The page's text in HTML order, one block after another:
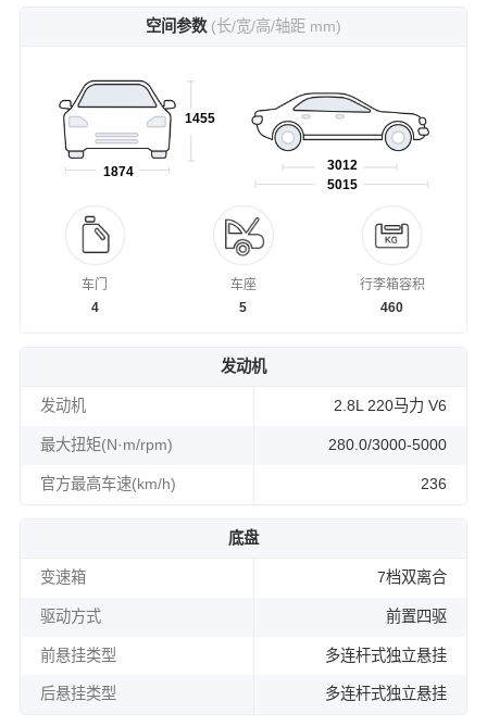
空间参数 (长/宽/高/轴距 mm)
1874
1455
5015
3012
车门
4
车座
5
行李箱容积
460
发动机
发动机 2.8L 220马力 V6
最大扭矩(N·m/rpm) 280.0/3000-5000
官方最高车速(km/h) 236
底盘
变速箱 7档双离合
驱动方式 前置四驱
前悬挂类型 多连杆式独立悬挂
后悬挂类型 多连杆式独立悬挂